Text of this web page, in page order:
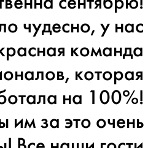
чудесно, у нас
команда
которая
на 100%!
им за это очень